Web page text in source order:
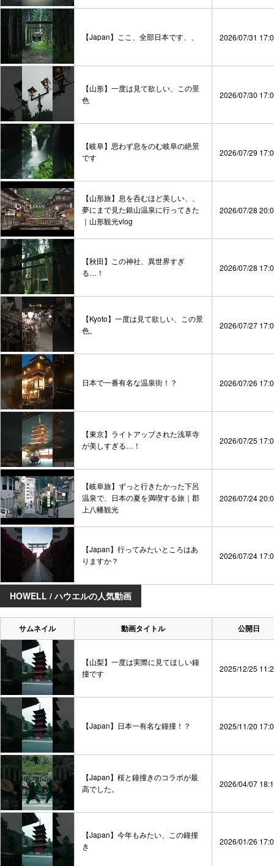
【Japan】ここ、全部日本です、、 2026/07/31
【山形】一度は見て欲しい、この景
色
2026/07/30
【岐阜】思わず息をのむ岐阜の絶景
です
2026/07/29
【山形旅】息を呑むほど美しい、、
夢にまで見た銀山温泉に行ってきた
｜山形観光vlog
2026/07/28
【秋田】この神社、異世界すぎ
る…！
2026/07/28
【Kyoto】一度は見て欲しい、この景
色。
2026/07/27
日本で一番有名な温泉街！？ 2026/07/26
【東京】ライトアップされた浅草寺
が美しすぎる…！
2026/07/25
【岐阜旅】ずっと行きたかった下呂
温泉で、日本の夏を満喫する旅｜郡
上八幡観光
2026/07/24
【Japan】行ってみたいところはあ
りますか？
2026/07/24
HOWELL / ハウエルの人気動画
サムネイル 動画タイトル 公開日
【山梨】一度は実際に見てほしい鐘
撞です
2025/12/25
【Japan】日本一有名な鐘撞！？ 2025/11/20
【Japan】桜と鐘撞きのコラボが最
高でした。
2026/04/07
【Japan】今年もみたい、この鐘撞
き
2026/01/26